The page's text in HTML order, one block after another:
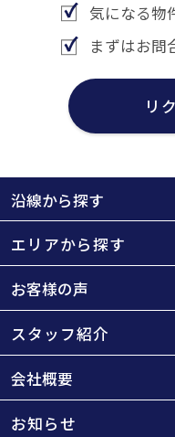
気になる物
まずはお問
リ
沿線から探す
エリアから探す
お客様の声
スタッフ紹介
会社概要
お知らせ